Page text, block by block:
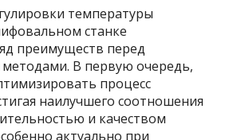
температуры
станке
преимуществ перед
В первую очередь,
процесс
наилучшего соотношения
и качеством
актуально при